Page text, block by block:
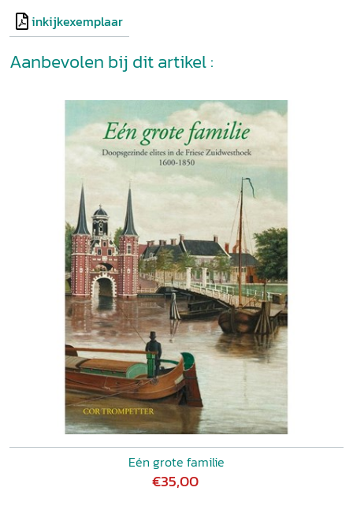
inkijkexemplaar
Aanbevolen bij dit artikel :
Eén grote familie
€35,00